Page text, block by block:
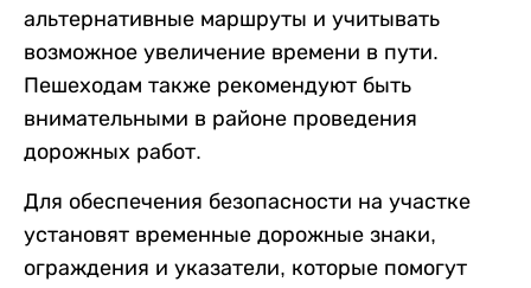
альтернативные маршруты и учитывать
возможное увеличение времени в пути.
Пешеходам также рекомендуют быть
внимательными в районе проведения
дорожных работ.
Для обеспечения безопасности на участке
установят временные дорожные знаки,
ограждения и указатели, которые помогут